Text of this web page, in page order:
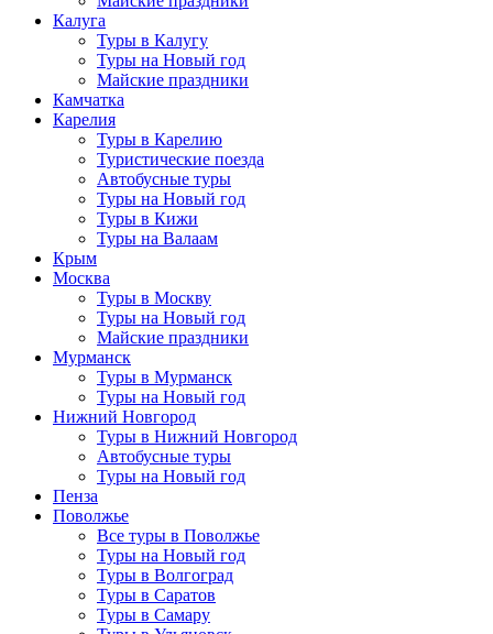
Калуга
Туры в Калугу
Туры на Новый год
Майские праздники
Камчатка
Карелия
Туры в Карелию
Туристические поезда
Автобусные туры
Туры на Новый год
Туры в Кижи
Туры на Валаам
Крым
Москва
Туры в Москву
Туры на Новый год
Майские праздники
Мурманск
Туры в Мурманск
Туры на Новый год
Нижний Новгород
Туры в Нижний Новгород
Автобусные туры
Туры на Новый год
Пенза
Поволжье
Все туры в Поволжье
Туры на Новый год
Туры в Волгоград
Туры в Саратов
Туры в Самару